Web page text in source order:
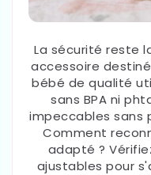
La sécurité reste
accessoire
bébé de qualité
sans BPA ni
impeccables sans
Comment
adapté ?
ajustables pour